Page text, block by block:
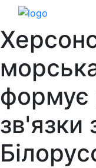
формує
зв'язки